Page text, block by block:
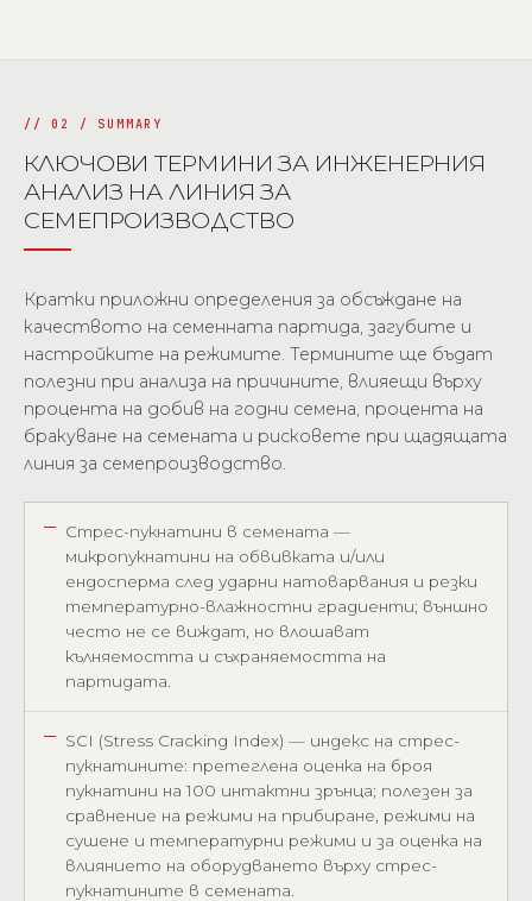
КЛЮЧОВИ ТЕРМИНИ ЗА ИНЖЕНЕРНИЯ
АНАЛИЗ НА ЛИНИЯ ЗА
СЕМЕПРОИЗВОДСТВО
Кратки приложни определения за обсъждане на
качеството на семенната партида, загубите и
настройките на режимите. Термините ще бъдат
полезни при анализа на причините, влияещи върху
процента на добив на годни семена, процента на
бракуване на семената и рисковете при щадящата
линия за семепроизводство.
Стрес-пукнатини в семената —
микропукнатини на обвивката и/или
ендосперма след ударни натоварвания и резки
температурно-влажностни градиенти; външно
често не се виждат, но влошават
кълняемостта и съхраняемостта на
партидата.
SCI (Stress Cracking Index) — индекс на стрес-
пукнатините: претеглена оценка на броя
пукнатини на 100 интактни зрънца; полезен за
сравнение на режими на прибиране, режими на
сушене и температурни режими и за оценка на
влиянието на оборудването върху стрес-
пукнатините в семената.